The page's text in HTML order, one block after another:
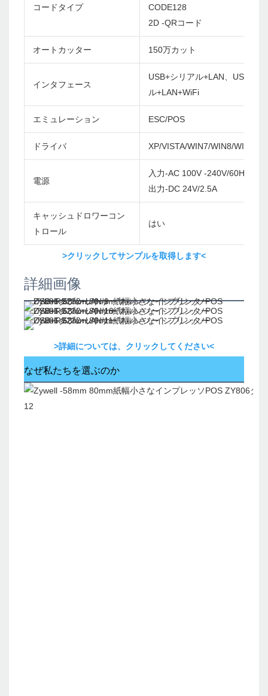
コードタイプ
CODE128
2D -QRコード
オートカッター 150万カット
インタフェース
USB+シリアル+LAN、
ル+LAN+WiFi
エミュレーション ESC/POS
ドライバ XP/VISTA/WIN7/WIN8/WIN10/
電源
入力-AC 100V -240V/60Hz
出力-DC 24V/2.5A
キャッシュドロワーコン
トロール
はい
>クリックしてサンプルを取得します<
詳細画像
>詳細については、クリックしてください<
なぜ私たちを選ぶのか